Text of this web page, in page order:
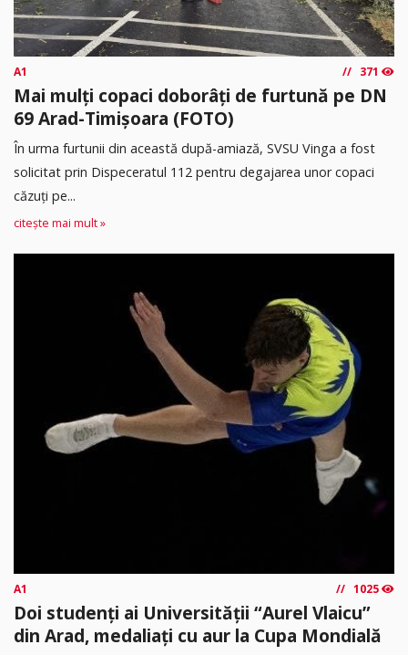
A1 371
Mai mulți copaci doborâți de furtună pe DN
69 Arad-Timișoara (FOTO)
În urma furtunii din această după-amiază, SVSU Vinga a fost
solicitat prin Dispeceratul 112 pentru degajarea unor copaci
căzuți pe...
citește mai mult »
A1 1025
Doi studenți ai Universității “Aurel Vlaicu”
din Arad, medaliați cu aur la Cupa Mondială